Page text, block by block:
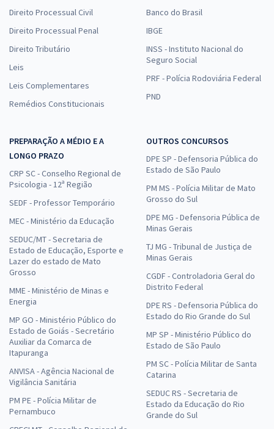
Direito Processual Civil
Direito Processual Penal
Direito Tributário
Leis
Leis Complementares
Remédios Constitucionais
Banco do Brasil
IBGE
INSS - Instituto Nacional do
Seguro Social
PRF - Polícia Rodoviária Federal
PND
PREPARAÇÃO A MÉDIO E A
LONGO PRAZO
CRP SC - Conselho Regional de
Psicologia - 12ª Região
SEDF - Professor Temporário
MEC - Ministério da Educação
SEDUC/MT - Secretaria de
Estado de Educação, Esporte e
Lazer do estado de Mato
Grosso
MME - Ministério de Minas e
Energia
MP GO - Ministério Público do
Estado de Goiás - Secretário
Auxiliar da Comarca de
Itapuranga
ANVISA - Agência Nacional de
Vigilância Sanitária
PM PE - Polícia Militar de
Pernambuco
OUTROS CONCURSOS
DPE SP - Defensoria Pública do
Estado de São Paulo
PM MS - Polícia Militar de Mato
Grosso do Sul
DPE MG - Defensoria Pública de
Minas Gerais
TJ MG - Tribunal de Justiça de
Minas Gerais
CGDF - Controladoria Geral do
Distrito Federal
DPE RS - Defensoria Pública do
Estado do Rio Grande do Sul
MP SP - Ministério Público do
Estado de São Paulo
PM SC - Polícia Militar de Santa
Catarina
SEDUC RS - Secretaria de
Estado da Educação do Rio
Grande do Sul